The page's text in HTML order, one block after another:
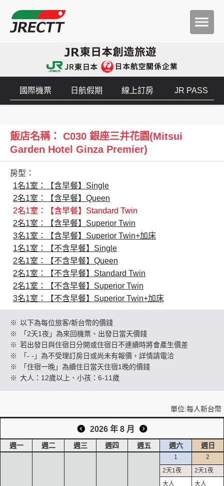
創造旅遊
國際機票 日航假期 線上訂房 JR PASS
飯店名稱： C030 銀座三井花園(Mitsui
Garden Hotel Ginza Premier)
房型：
1名1室：【含早餐】Single
2名1室：【含早餐】Queen
2名1室：【含早餐】Standard Twin
2名1室：【含早餐】Superior Twin
3名1室：【含早餐】Superior Twin+加床
1名1室：【不含早餐】Single
2名1室：【不含早餐】Queen
2名1室：【不含早餐】Standard Twin
2名1室：【不含早餐】Superior Twin
3名1室：【不含早餐】Superior Twin+加床
※ 以下為每位旅客/新台幣的價錢
※
「2天1夜」為來回機票、出發日當天價錢
※ 若出發日與住宿日分開或住宿日不連續時將會產生價差
※
「- -」為不受理訂房日或尚未有報價，詳情請電洽
※
「住宿一晚」為續住日當天住宿1晚的價錢
※ 大人：12歲以上、小孩：6-11歲
單位:每人新台幣
2026 年 8 月
週一 週二 週三 週四 週五 週六 週日
1 2